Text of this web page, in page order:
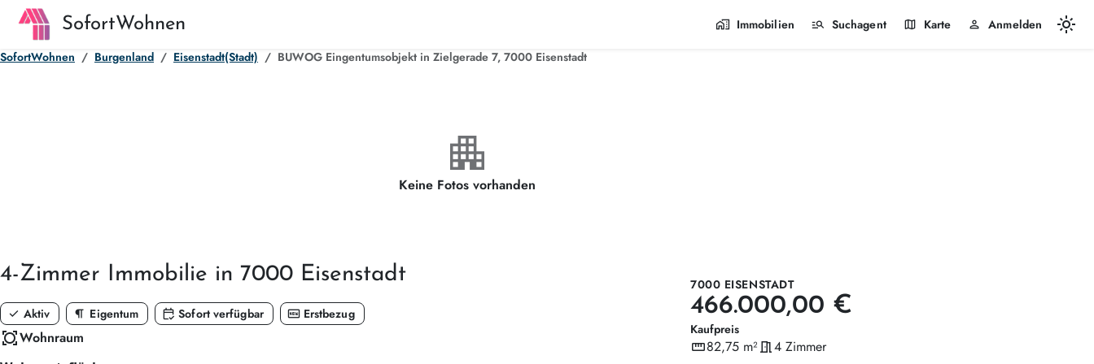
SofortWohnen home_work Immobilien manage_search Suchagent map Karte person Anmelden light_mode
SofortWohnen Burgenland Eisenstadt(Stadt) BUWOG Eingentumsobjekt in Zielgerade 7, 7000 Eisenstadt
apartment
Keine Fotos vorhanden
4-Zimmer Immobilie in 7000 Eisenstadt
check Aktiv format_paragraph Eigentum calendar_check Sofort verfügbar fiber_new Erstbezug
all_outWohnraum
7000 EISENSTADT
466.000,00 €
Kaufpreis
straighten
Wohnfläche
82,75 m²meeting_room
Zimmer
4 Zimmer